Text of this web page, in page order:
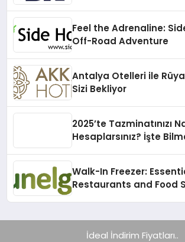
Feel the Adrenaline:
Off-Road Adventure
Antalya Otelleri ile
Sizi Bekliyor
2025’te Tazminatınızı
Hesaplarsınız? İşte
Walk-In Freezer:
Restaurants and Food
İdeal İndirim Fiyatları..